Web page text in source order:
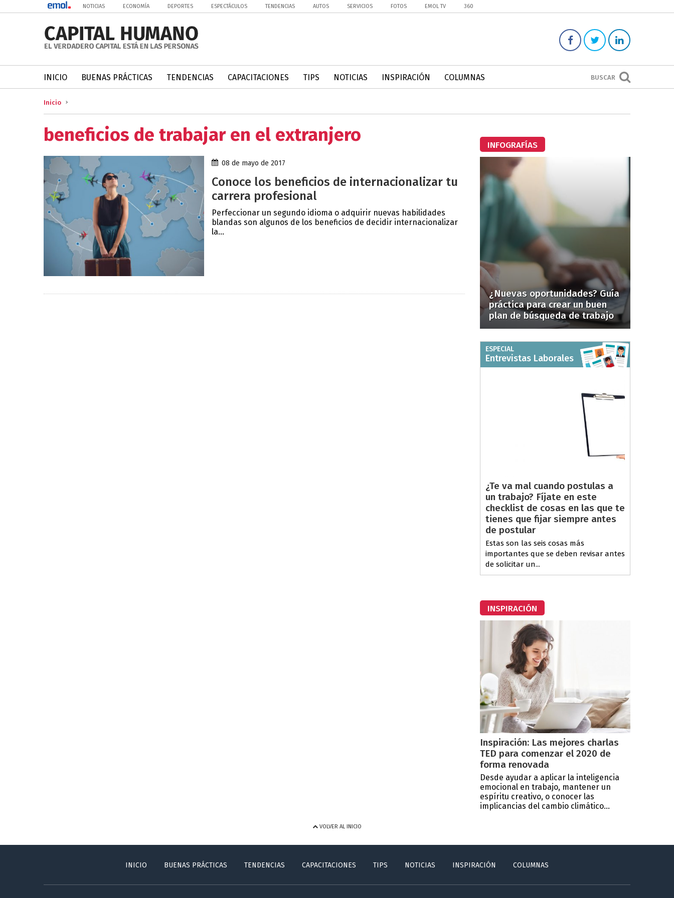
NOTICIAS ECONOMÍA DEPORTES ESPECTÁCULOS TENDENCIAS AUTOS SERVICIOS FOTOS EMOL TV 360
BUSCAR
INICIO BUENAS PRÁCTICAS TENDENCIAS CAPACITACIONES TIPS NOTICIAS INSPIRACIÓN COLUMNAS
Inicio
beneficios de trabajar en el extranjero
08 de mayo de 2017
Conoce los beneficios de internacionalizar tu
carrera profesional
Perfeccionar un segundo idioma o adquirir nuevas habilidades
blandas son algunos de los beneficios de decidir internacionalizar
la...
INFOGRAFÍAS
¿Nuevas oportunidades? Guía
práctica para crear un buen
plan de búsqueda de trabajo
ESPECIAL
Entrevistas Laborales
¿Te va mal cuando postulas a
un trabajo? Fíjate en este
checklist de cosas en las que te
tienes que fijar siempre antes
de postular
Estas son las seis cosas más
importantes que se deben revisar antes
de solicitar un...
INSPIRACIÓN
Inspiración: Las mejores charlas
TED para comenzar el 2020 de
forma renovada
Desde ayudar a aplicar la inteligencia
emocional en trabajo, mantener un
espíritu creativo, o conocer las
implicancias del cambio climático...
VOLVER AL INICIO
INICIO BUENAS PRÁCTICAS TENDENCIAS CAPACITACIONES TIPS NOTICIAS INSPIRACIÓN COLUMNAS